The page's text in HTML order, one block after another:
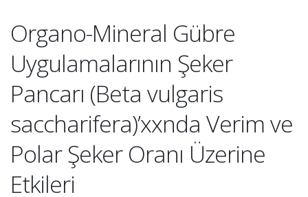
Organo-Mineral Gübre
Uygulamalarının Şeker
Pancarı (Beta vulgaris
saccharifera)’xxnda Verim ve
Polar Şeker Oranı Üzerine
Etkileri